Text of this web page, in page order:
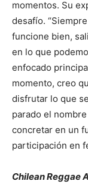
momentos. Su
desafío.
funcione bien,
en lo que
enfocado
momento, creo
disfrutar lo que
parado el
concretar en un
participación en
Chilean Reggae